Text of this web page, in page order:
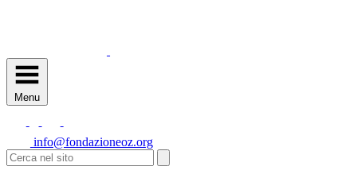
Menu
info@fondazioneoz.org